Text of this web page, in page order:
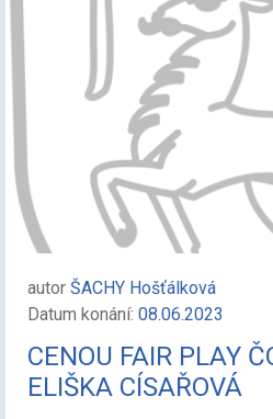
autor ŠACHY Hošťálková
Datum konání: 08.06.2023
CENOU FAIR PLAY
ELIŠKA CÍSAŘOVÁ